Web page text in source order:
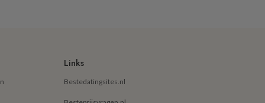
Links
Bestedatingsites.nl